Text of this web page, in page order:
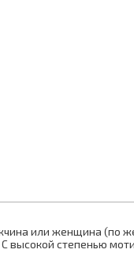
или женщина (по
высокой степенью